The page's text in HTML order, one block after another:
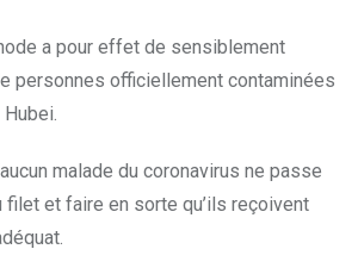
a pour effet de sensiblement
personnes officiellement contaminées
malade du coronavirus ne passe
et faire en sorte qu’ils reçoivent